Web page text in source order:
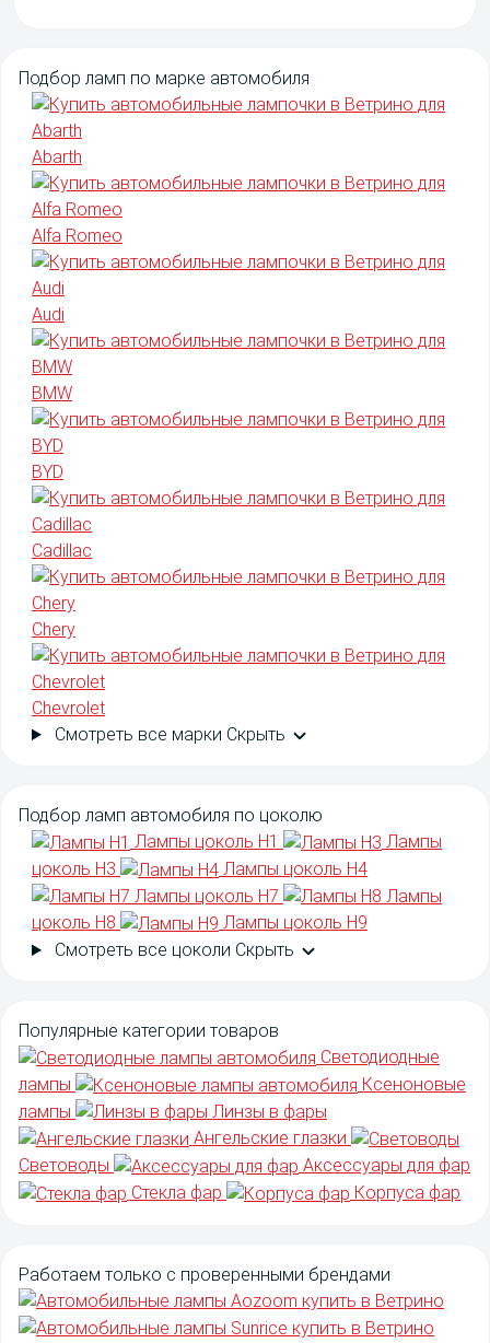
Подбор ламп по марке автомобиля
Abarth
Alfa Romeo
Audi
BMW
BYD
Cadillac
Chery
Chevrolet
Смотреть все марки Скрыть
Подбор ламп автомобиля по цоколю
Лампы цоколь H1
Лампы
цоколь H3
Лампы цоколь H4
Лампы цоколь H7
Лампы
цоколь H8
Лампы цоколь H9
Смотреть все цоколи Скрыть
Популярные категории товаров
Светодиодные
лампы
Ксеноновые
лампы
Линзы в фары
Ангельские глазки
Световоды
Аксессуары для фар
Стекла фар
Корпуса фар
Работаем только с проверенными брендами